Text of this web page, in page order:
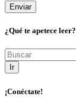
¿Qué te apetece leer?
Ir
¡Conéctate!